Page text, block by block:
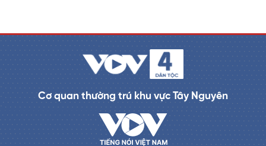
Cơ quan thường trú khu vực Tây Nguyên